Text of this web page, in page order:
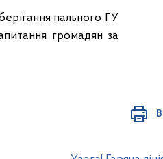
пального ГУ
громадян за